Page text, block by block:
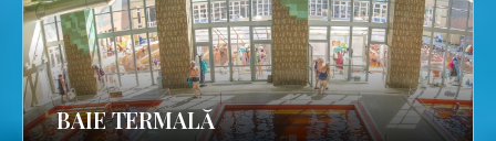
BAIE TERMALĂ